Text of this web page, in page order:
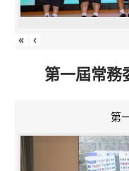
« ‹
第一屆常
第